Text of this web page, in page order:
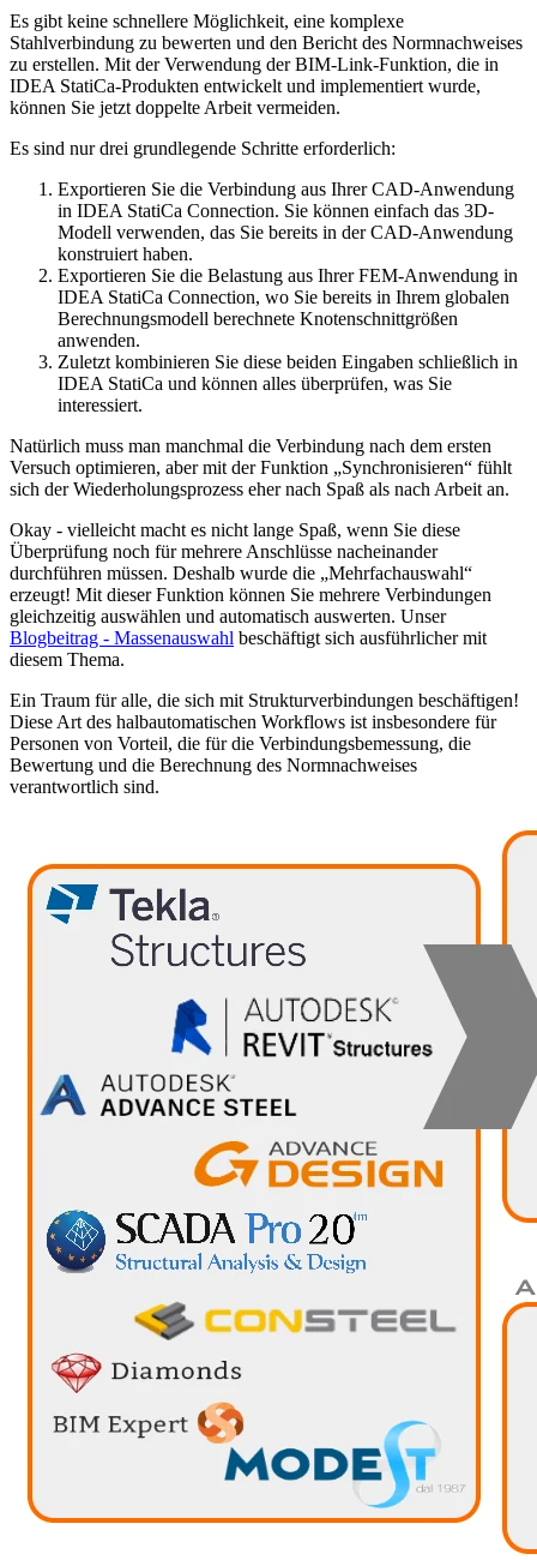
Es gibt keine schnellere Möglichkeit, eine komplexe
Stahlverbindung zu bewerten und den Bericht des Normnachweises
zu erstellen. Mit der Verwendung der BIM-Link-Funktion, die in
IDEA StatiCa-Produkten entwickelt und implementiert wurde,
können Sie jetzt doppelte Arbeit vermeiden.
Es sind nur drei grundlegende Schritte erforderlich:
Exportieren Sie die Verbindung aus Ihrer CAD-Anwendung
in IDEA StatiCa Connection. Sie können einfach das 3D-
Modell verwenden, das Sie bereits in der CAD-Anwendung
konstruiert haben.
Exportieren Sie die Belastung aus Ihrer FEM-Anwendung in
IDEA StatiCa Connection, wo Sie bereits in Ihrem globalen
Berechnungsmodell berechnete Knotenschnittgrößen
anwenden.
Zuletzt kombinieren Sie diese beiden Eingaben schließlich in
IDEA StatiCa und können alles überprüfen, was Sie
interessiert.
Natürlich muss man manchmal die Verbindung nach dem ersten
Versuch optimieren, aber mit der Funktion „Synchronisieren“ fühlt
sich der Wiederholungsprozess eher nach Spaß als nach Arbeit an.
Okay - vielleicht macht es nicht lange Spaß, wenn Sie diese
Überprüfung noch für mehrere Anschlüsse nacheinander
durchführen müssen. Deshalb wurde die „Mehrfachauswahl“
erzeugt! Mit dieser Funktion können Sie mehrere Verbindungen
gleichzeitig auswählen und automatisch auswerten. Unser
Blogbeitrag - Massenauswahl beschäftigt sich ausführlicher mit
diesem Thema.
Ein Traum für alle, die sich mit Strukturverbindungen beschäftigen!
Diese Art des halbautomatischen Workflows ist insbesondere für
Personen von Vorteil, die für die Verbindungsbemessung, die
Bewertung und die Berechnung des Normnachweises
verantwortlich sind.